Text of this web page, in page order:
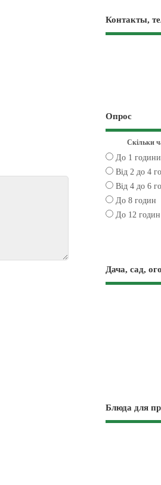
Контакты,
Опрос
Скільки
До 1 години
Від 2 до 4
Від 4 до 6
До 8 годин
До 12 годин
Дача, сад,
Блюда для